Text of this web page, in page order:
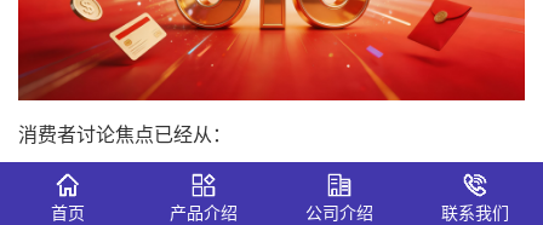
消费者讨论焦点已经从：
“今年618便宜吗？”
首页 产品介绍 公司介绍 联系我们